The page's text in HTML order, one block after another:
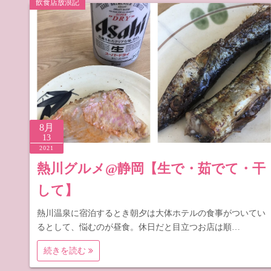
道の駅 山
道の駅 長
飲食店放浪記
8月
13
2021
熱川グルメ@静岡【生で・茹でて・干
して】
熱川温泉に宿泊するとき朝夕は大体ホテルの食事がついてい
るとして、悩むのが昼食。休日だと目立つお店は順…
続きを読む